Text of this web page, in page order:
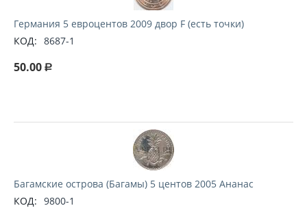
Германия 5 евроцентов 2009 двор F (есть точки)
КОД: 8687-1
50.00 Р
Багамские острова (Багамы) 5 центов 2005 Ананас
КОД: 9800-1